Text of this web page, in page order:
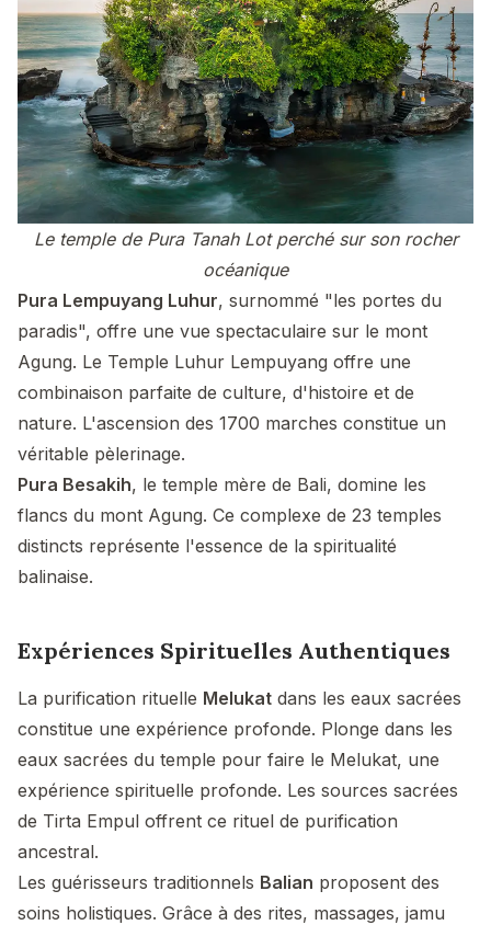
Le temple de Pura Tanah Lot perché sur son rocher
océanique
Pura Lempuyang Luhur, surnommé "les portes du
paradis", offre une vue spectaculaire sur le mont
Agung. Le Temple Luhur Lempuyang offre une
combinaison parfaite de culture, d'histoire et de
nature. L'ascension des 1700 marches constitue un
véritable pèlerinage.
Pura Besakih, le temple mère de Bali, domine les
flancs du mont Agung. Ce complexe de 23 temples
distincts représente l'essence de la spiritualité
balinaise.
Expériences Spirituelles Authentiques
La purification rituelle Melukat dans les eaux sacrées
constitue une expérience profonde. Plonge dans les
eaux sacrées du temple pour faire le Melukat, une
expérience spirituelle profonde. Les sources sacrées
de Tirta Empul offrent ce rituel de purification
ancestral.
Les guérisseurs traditionnels Balian proposent des
soins holistiques. Grâce à des rites, massages, jamu